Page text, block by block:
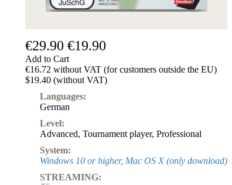
€29.90 €19.90
Add to Cart
€16.72 without VAT (for customers outside the EU)
$19.40 (without VAT)
Languages:
German
Level:
Advanced, Tournament player, Professional
System:
Windows 10 or higher, Mac OS X (only download)
STREAMING: